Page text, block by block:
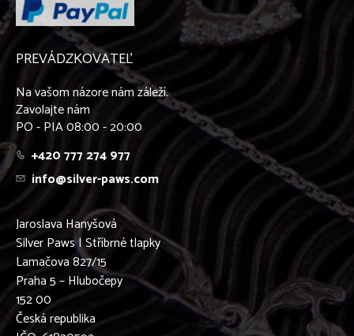
PREVÁDZKOVATEĽ
Na vašom názore nám záleží.
Zavolajte nám
PO - PIA 08:00 - 20:00
+420 777 274 977
info@silver-paws.com
Jaroslava Hanyšová
Silver Paws | Stříbrné tlapky
Lamačova 827/15
Praha 5 – Hlubočepy
152 00
Česká republika